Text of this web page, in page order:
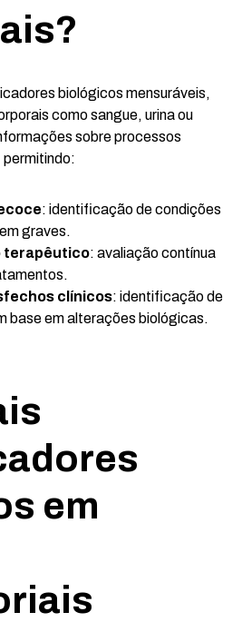
biológicos mensuráveis,
como sangue, urina ou
sobre processos
: identificação de condições
graves.
terapêutico: avaliação contínua
clínicos: identificação de
base em alterações biológicas.
em